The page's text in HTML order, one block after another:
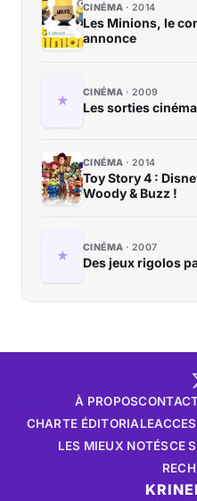
CINÉMA 2014
Les Minions, le
annonce
CINÉMA 2009
Les sorties
CINÉMA 2014
Toy Story 4 :
Woody & Buzz !
CINÉMA 2007
Des jeux rigolos
À PROPOS
CHARTE ÉDITORIALE
LES MIEUX NOTÉSCE